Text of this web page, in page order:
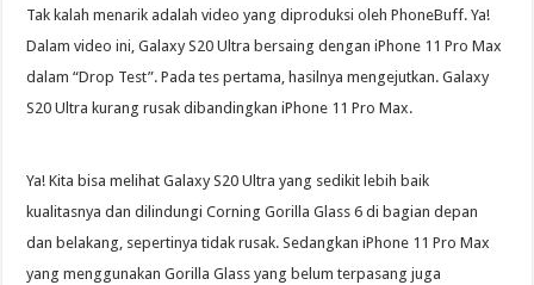
Tak kalah menarik adalah video yang diproduksi oleh PhoneBuff. Ya!
Dalam video ini, Galaxy S20 Ultra bersaing dengan iPhone 11 Pro Max
dalam “Drop Test”. Pada tes pertama, hasilnya mengejutkan. Galaxy
S20 Ultra kurang rusak dibandingkan iPhone 11 Pro Max.
Ya! Kita bisa melihat Galaxy S20 Ultra yang sedikit lebih baik
kualitasnya dan dilindungi Corning Gorilla Glass 6 di bagian depan
dan belakang, sepertinya tidak rusak. Sedangkan iPhone 11 Pro Max
yang menggunakan Gorilla Glass yang belum terpasang juga